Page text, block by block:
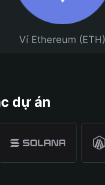
Ví Ethereum (ETH)
dự án